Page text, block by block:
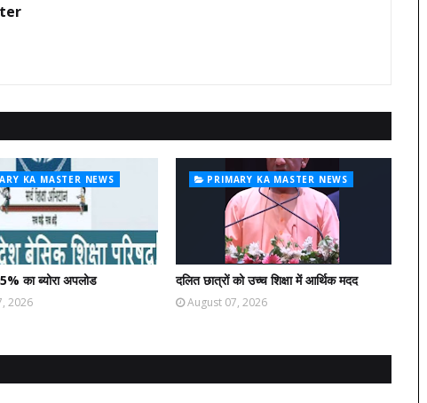
KA MASTER NEWS
का ब्योरा अपलोड
2026
PRIMARY KA MASTER NEWS
दलित छात्रों को उच्च शिक्षा में आर्थिक मदद
August 07, 2026